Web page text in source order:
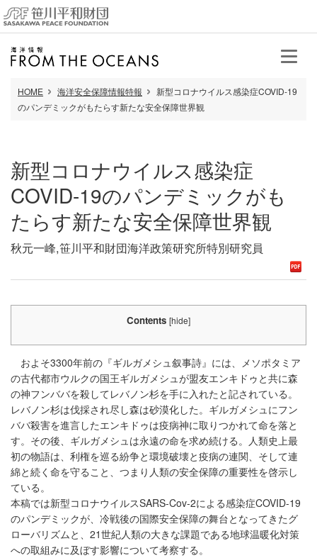
HOME 海洋安全保障情報特報
新型コロナウイルス感染症COVID-19
のパンデミックがもたらす新たな安全保障世界観
新型コロナウイルス感染症
COVID-19のパンデミックがも
たらす新たな安全保障世界観
秋元一峰,笹川平和財団海洋政策研究所特別研究員
Contents [hide]
およそ3300年前の『ギルガメシュ叙事詩』には、メソポタミア
の古代都市ウルクの国王ギルガメシュが盟友エンキドゥと共に森
の神フンババを殺してレバノン杉を手に入れたと記されている。
レバノン杉は伐採され尽し森は砂漠化した。ギルガメシュにフン
ババ殺害を進言したエンキドゥは疫病神に取りつかれて命を落と
す。その後、ギルガメシュは永遠の命を求め続ける。人類史上最
初の物語は、利権を巡る紛争と環境破壊と疫病の連関、そして連
綿と続く命を守ること、つまり人類の安全保障の重要性を啓示し
ている。
本稿では新型コロナウイルスSARS-Cov-2による感染症COVID-19
のパンデミックが、冷戦後の国際安全保障の舞台となってきたグ
ローバリズムと、21世紀人類の大きな課題である地球温暖化対策
への取組みに及ぼす影響について考察する。